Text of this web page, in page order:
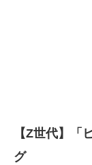
【Z世代】「
グ